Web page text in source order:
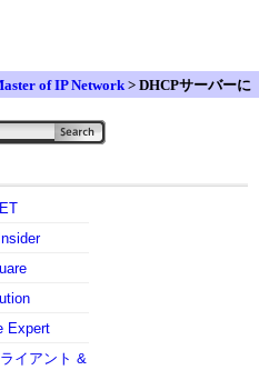
of IP Network > DHCPサーバーに
Expert
イアント &